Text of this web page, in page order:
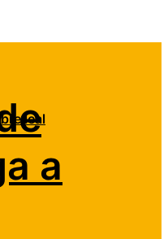
leal
a